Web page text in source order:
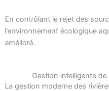
En contrôlant le rejet des
l’environnement écologique
amélioré.
Gestion intelligente
La gestion moderne des